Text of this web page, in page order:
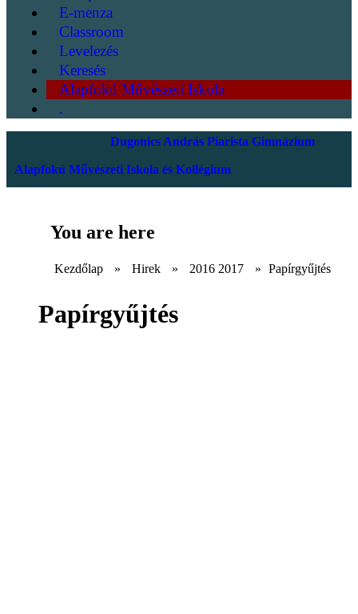
E-menza
Classroom
Levelezés
Keresés
Alapfokú Művészeti Iskola
.
Dugonics András Piarista Gimnázium
Alapfokú Művészeti Iskola és Kollégium
You are here
Kezdőlap » Hirek » 2016 2017 » Papírgyűjtés
Papírgyűjtés